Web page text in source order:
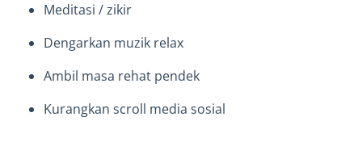
Meditasi / zikir
Dengarkan muzik relax
Ambil masa rehat pendek
Kurangkan scroll media sosial